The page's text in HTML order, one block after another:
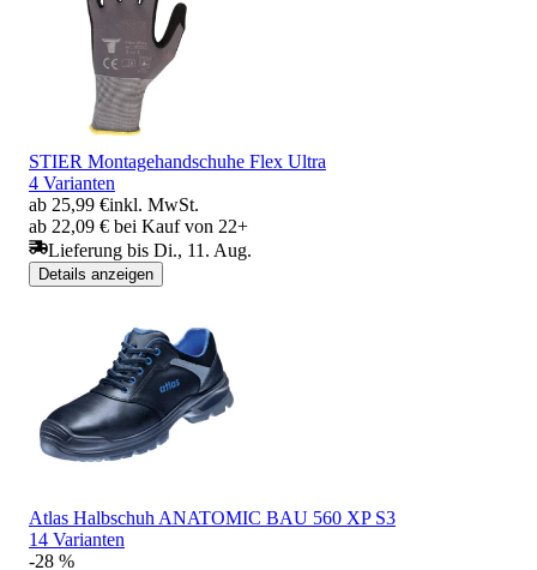
STIER Montagehandschuhe Flex Ultra
4 Varianten
ab 25,99 €inkl. MwSt.
ab 22,09 € bei Kauf von 22+
Lieferung bis Di., 11. Aug.
Details anzeigen
Atlas Halbschuh ANATOMIC BAU 560 XP S3
14 Varianten
-28 %